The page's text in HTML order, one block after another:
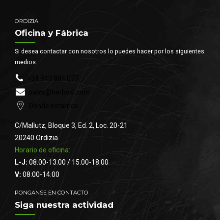
ORDIZIA
Oficina y Fábrica
Si desea contactar con nosotros lo puedes hacer por los siguientes
medios.
+34 943 884 077
sales@herbesl.com
Donde estamos
C/Mallutz, Bloque 3, Ed. 2, Loc. 20-21
20240 Ordizia
Horario de oficina:
L-J: 08:00-13:00 / 15:00-18:00
V: 08:00-14:00
PONGANSE EN CONTACTO
Siga nuestra actividad